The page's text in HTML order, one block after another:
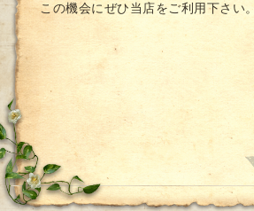
この機会にぜひ当店をご利用下さい。